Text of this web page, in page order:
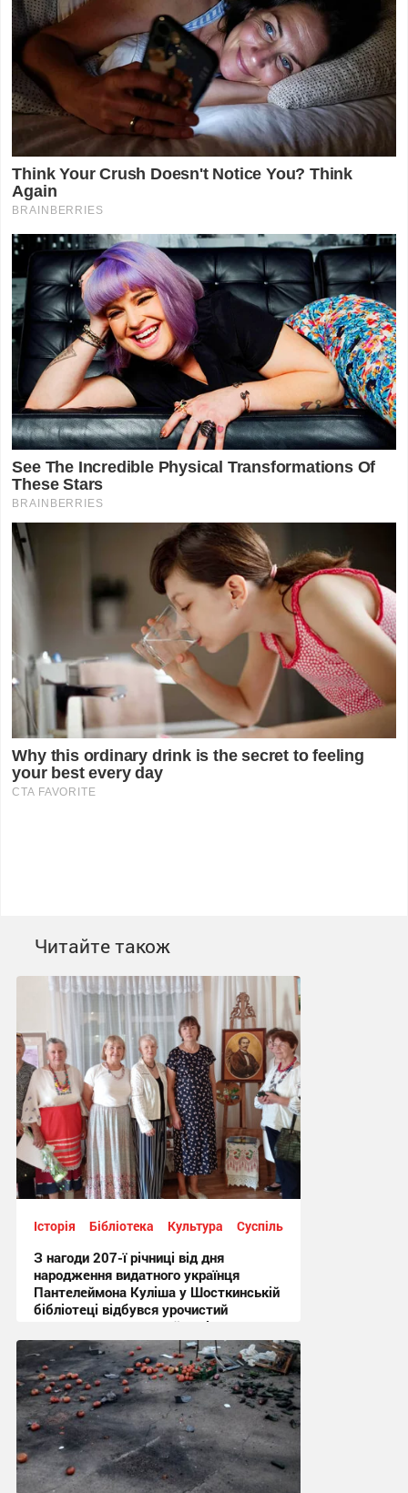
Читайте також
Історія Бібліотека Культура Суспільство
З нагоди 207-ї річниці від дня
народження видатного українця
Пантелеймона Куліша у Шосткинській
бібліотеці відбувся урочистий
культурно-мистецький захід + Фото
12:44, 7.08.2026